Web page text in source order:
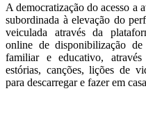
A democratização do acesso a
subordinada à elevação do
veiculada através da
online de disponibilização
familiar e educativo,
estórias, canções, lições de
para descarregar e fazer em